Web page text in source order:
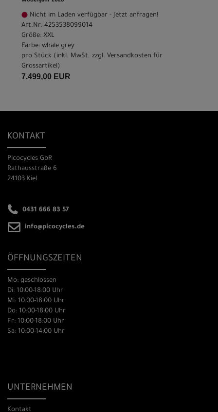
Nicht im Laden verfügbar - Jetzt anfragen!
Art.Nr. 4253538099014
Größe: XXL
Farbe: whale grey
pro Stück (inkl. MwSt. zzgl. Versandkosten für
Grossartikel)
7.499,00 EUR
KONTAKT
Picocycles GbR
Rathausstraße 6
24103 Kiel
0431 666 83 57
info@picocycles.de
ÖFFNUNGSZEITEN
Mo: geschlossen
Di: 10:00-18:00 Uhr
Mi: 10:00-18:00 Uhr
Do: 10:00-18:00 Uhr
Fr: 10:00-18:00 Uhr
Sa: 10:00-14:00 Uhr
UNTERNEHMEN
Kontakt